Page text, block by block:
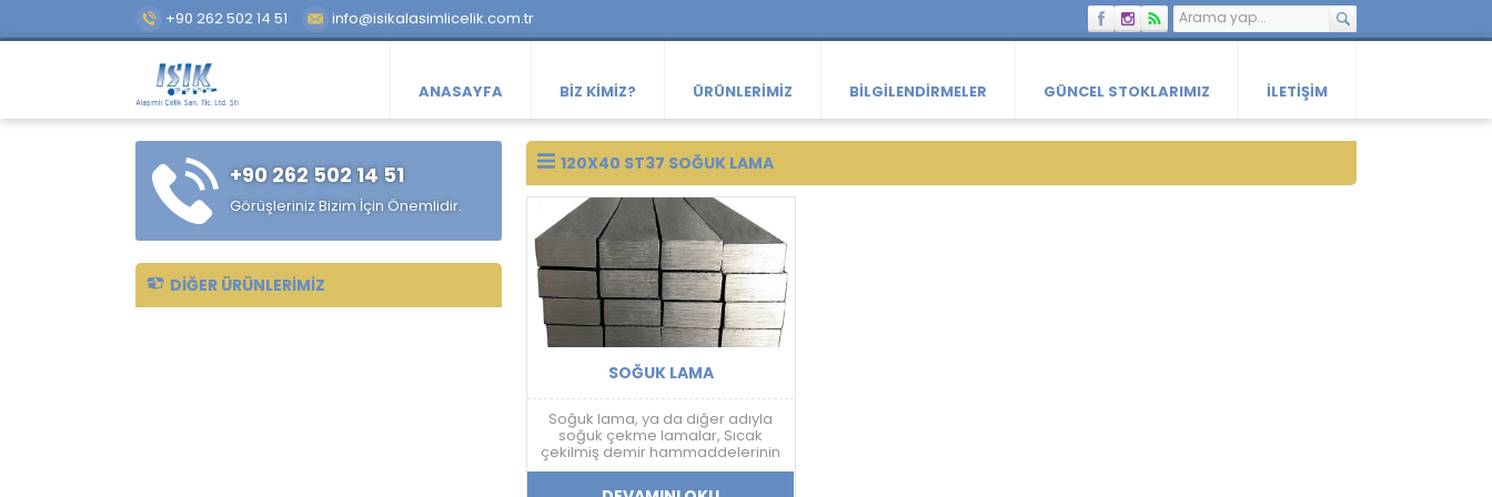
+90 262 502 14 51 info@isikalasimlicelik.com.tr
ANASAYFA BIZ KIMIZ? ÜRÜNLERIMIZ BILGILENDIRMELER GÜNCEL STOKLARIMIZ İLETIŞIM
120X40 ST37 SOĞUK LAMA
SOĞUK LAMA
Soğuk lama, ya da diğer adıyla
soğuk çekme lamalar, Sıcak
çekilmiş demir hammaddelerinin
tekrar bir işlemden geçirilerek,
Esnek ve dayanıklı bir hale
+90 262 502 14 51
Görüşleriniz Bizim İçin Önemlidir.
DIĞER ÜRÜNLERIMIZ